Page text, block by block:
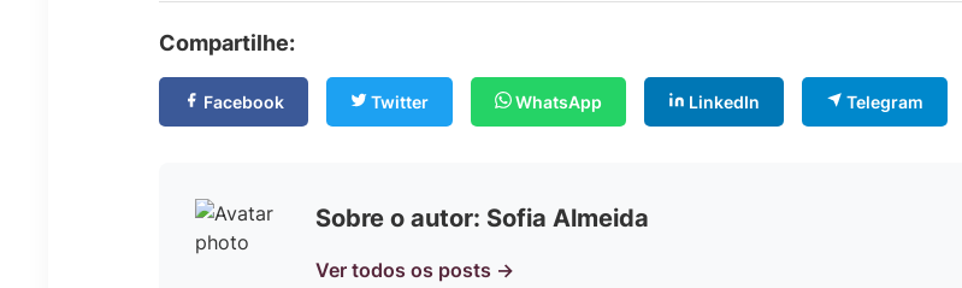
Compartilhe:
Facebook Twitter WhatsApp LinkedIn Telegram
Sobre o autor: Sofia Almeida
Ver todos os posts →